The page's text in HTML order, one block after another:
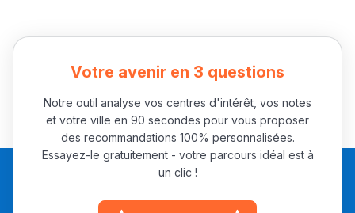
باش تقدر تساعد الناس
يلقاو التوازن من الدّاخل
أمسكين بنات مسارها
Votre avenir en 3 questions
Notre outil analyse vos centres d'intérêt, vos notes
et votre ville en 90 secondes pour vous proposer
des recommandations 100% personnalisées.
Essayez-le gratuitement - votre parcours idéal est à
un clic !